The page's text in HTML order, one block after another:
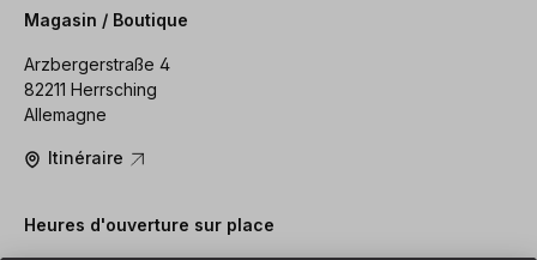
Magasin / Boutique
Arzbergerstraße 4
82211 Herrsching
Allemagne
Itinéraire
Heures d'ouverture sur place